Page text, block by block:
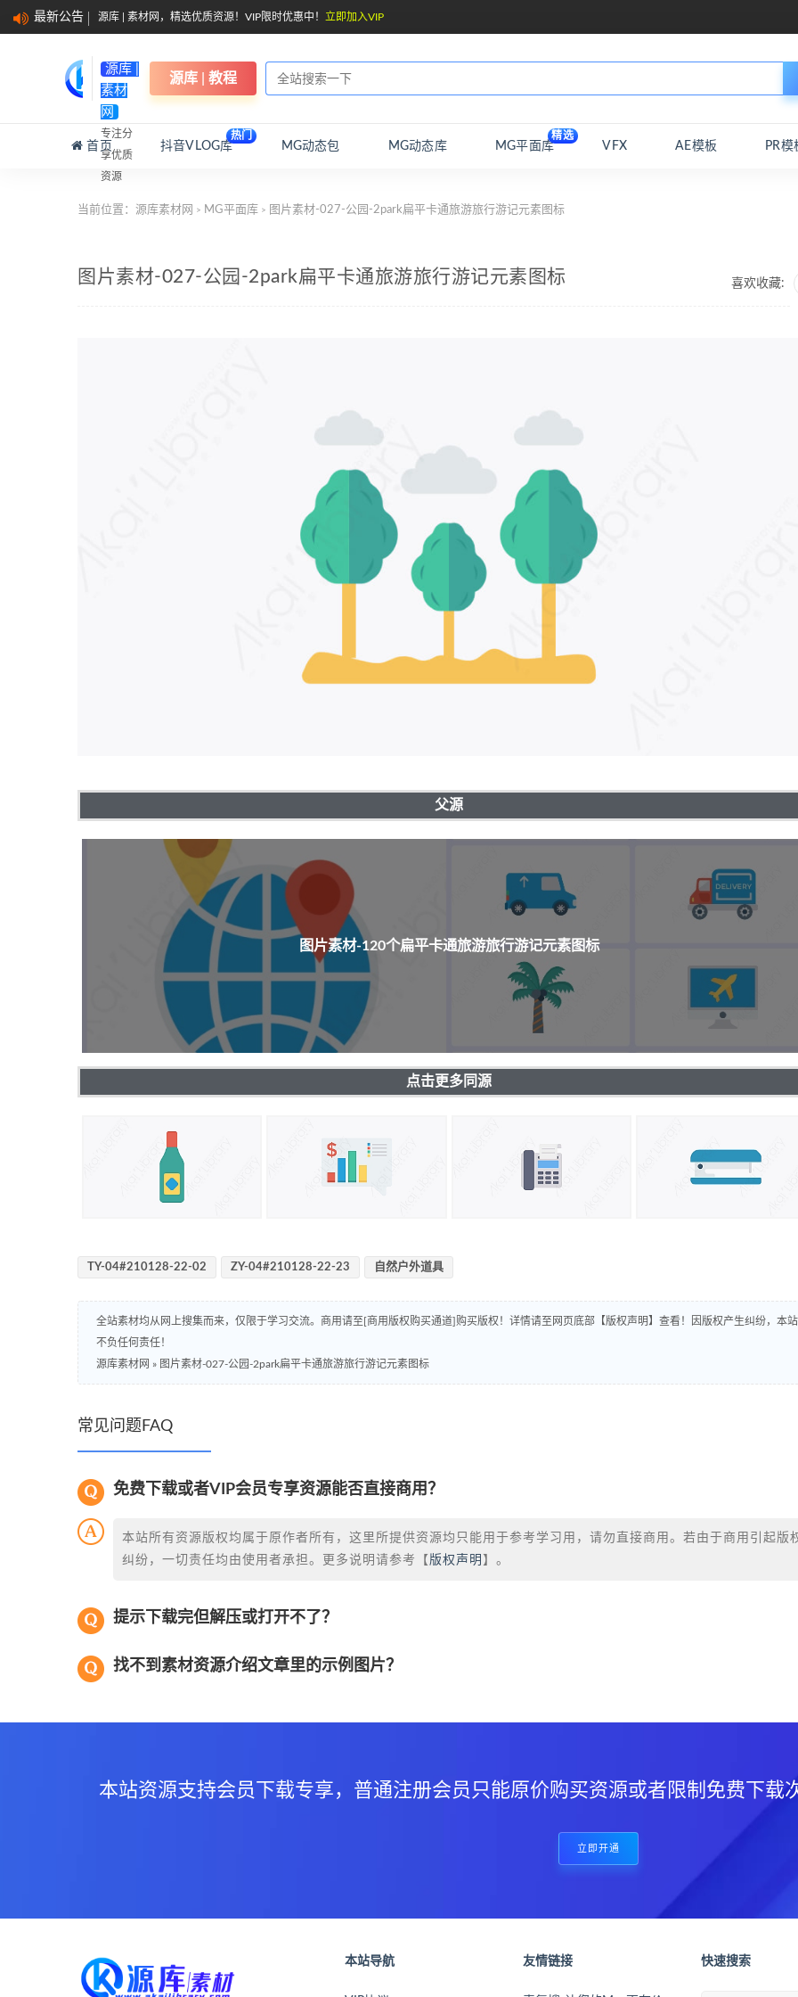
最新公告 源库 | 素材网，精选优质资源！VIP限时优惠中！ 立即加入VIP
源库 |
素材
网
专注分
享优质
资源
源库 | 教程
首页 抖音VLOG库
热门
MG动态包 MG动态库 MG平面库
精选
VFX AE模板 PR模
当前位置： 源库素材网 > MG平面库 > 图片素材-027-公园-2park扁平卡通旅游旅行游记元素图标
喜欢收藏:
图片素材-027-公园-2park扁平卡通旅游旅行游记元素图标
父源
图片素材-120个扁平卡通旅游旅行游记元素图标
点击更多同源
TY-04#210128-22-02 ZY-04#210128-22-23 自然户外道具
全站素材均从网上搜集而来，仅限于学习交流。商用请至[商用版权购买通道]购买版权！详情请至网页底部【版权声明】查看！因版权产生纠纷，本站
不负任何责任！
源库素材网 » 图片素材-027-公园-2park扁平卡通旅游旅行游记元素图标
常见问题FAQ
免费下载或者VIP会员专享资源能否直接商用？
本站所有资源版权均属于原作者所有，这里所提供资源均只能用于参考学习用，请勿直接商用。若由于商用引起版
纠纷，一切责任均由使用者承担。更多说明请参考【 版权声明 】。
提示下载完但解压或打开不了？
找不到素材资源介绍文章里的示例图片？
本站资源支持会员下载专享，普通注册会员只能原价购买资源或者限制免费下载
立即开通
本站导航 友情链接 快速搜索